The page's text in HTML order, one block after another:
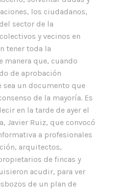
los ciudadanos,
sector de la
y vecinos en
tener toda la
manera que, cuando
de aprobación
sea un documento que
de la mayoría. Es
en la tarde de ayer el
Javier Ruiz, que convocó
a profesionales
arquitectos,
de fincas y
acudir, para ver
de un plan de